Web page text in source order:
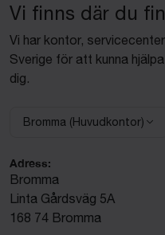
Vi finns där du
Vi har kontor,
Sverige för att kunna
dig.
Välj anläggning:
Bromma (Huvudkontor)
Adress:
Bromma
Linta Gårdsväg 5A
168 74 Bromma